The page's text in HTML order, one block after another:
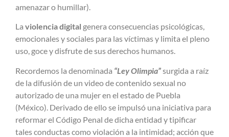
amenazar o humillar).
La violencia digital genera consecuencias psicológicas,
emocionales y sociales para las víctimas y limita el pleno
uso, goce y disfrute de sus derechos humanos.
Recordemos la denominada “Ley Olimpia”surgida a raíz
de la difusión de un video de contenido sexual no
autorizado de una mujer en el estado de Puebla
(México). Derivado de ello se impulsó una iniciativa para
reformar el Código Penal de dicha entidad y tipificar
tales conductas como violación a la intimidad; acción que